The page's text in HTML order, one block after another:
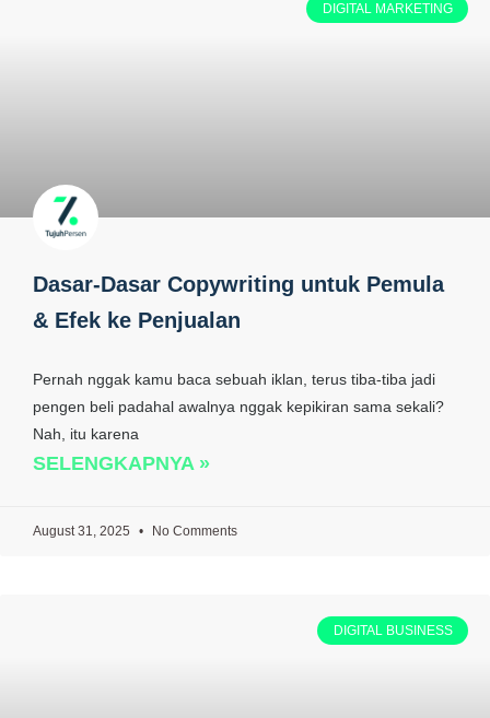
DIGITAL MARKETING
Dasar-Dasar Copywriting untuk Pemula
& Efek ke Penjualan
Pernah nggak kamu baca sebuah iklan, terus tiba-tiba jadi
pengen beli padahal awalnya nggak kepikiran sama sekali?
Nah, itu karena
SELENGKAPNYA »
August 31, 2025 No Comments
DIGITAL BUSINESS